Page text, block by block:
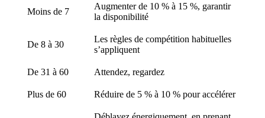
Moins de 7
Augmenter de 10 % à 15 %, garantir
la disponibilité
De 8 à 30
Les règles de compétition habituelles
s’appliquent
De 31 à 60 Attendez, regardez
Plus de 60 Réduire de 5 % à 10 % pour accélérer